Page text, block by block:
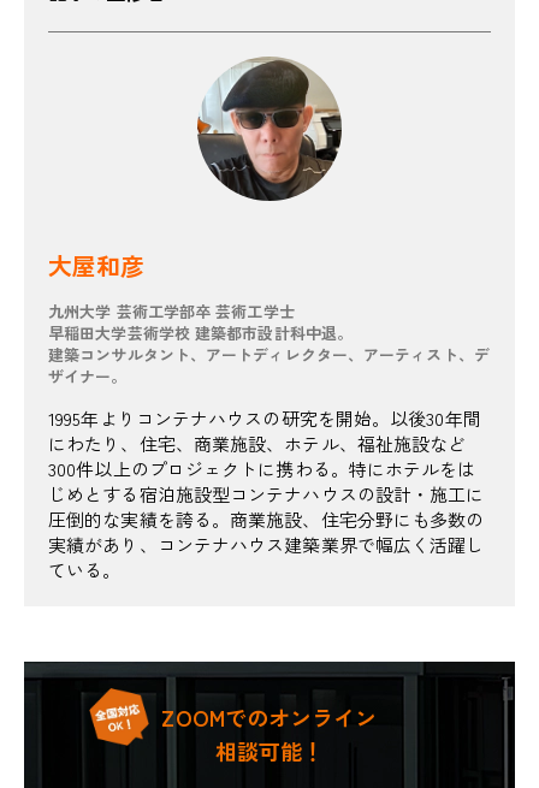
大屋和彦
九州大学 芸術工学部卒 芸術工学士
早稲田大学芸術学校 建築都市設計科中退。
建築コンサルタント、アートディレクター、アーティスト、デ
ザイナー。
1995年よりコンテナハウスの研究を開始。以後30年間
にわたり、住宅、商業施設、ホテル、福祉施設など
300件以上のプロジェクトに携わる。特にホテルをは
じめとする宿泊施設型コンテナハウスの設計・施工に
圧倒的な実績を誇る。商業施設、住宅分野にも多数の
実績があり、コンテナハウス建築業界で幅広く活躍し
ている。
ZOOMでのオンライン
相談可能！